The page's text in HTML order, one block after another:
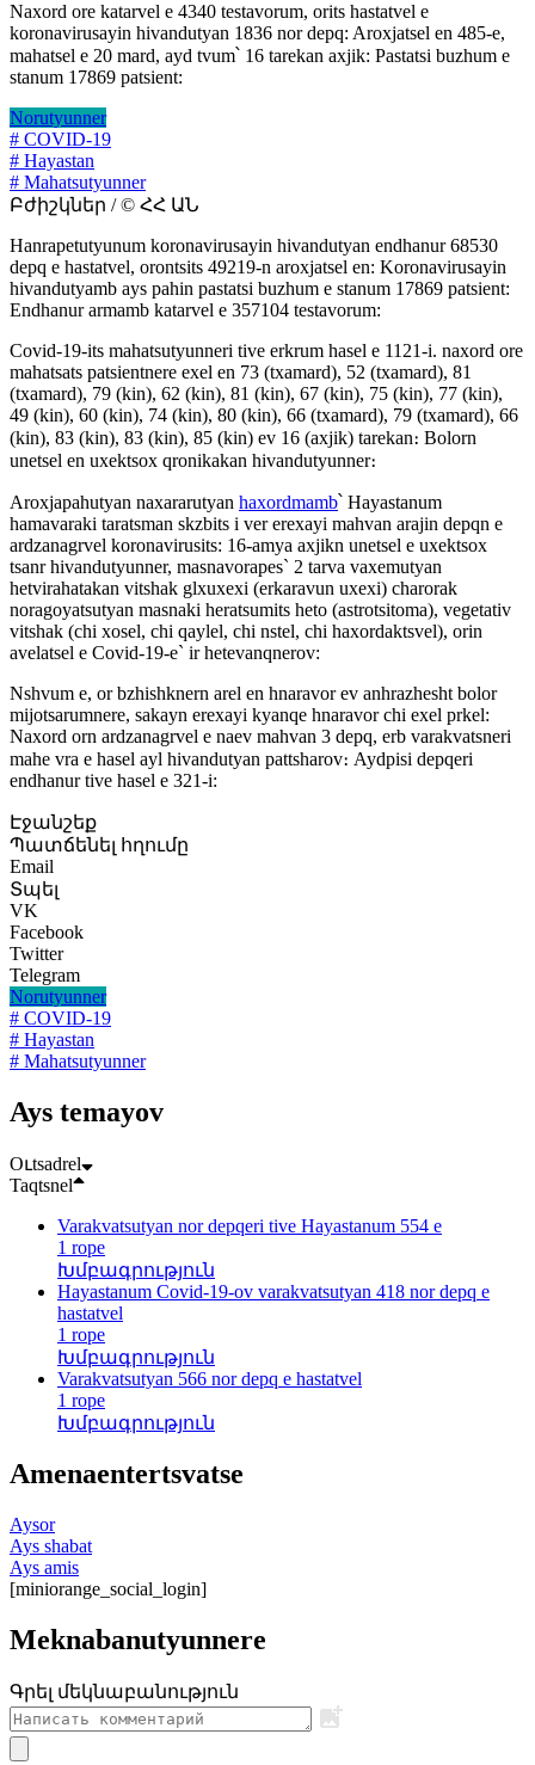
Naxord ore katarvel e 4340 testavorum, orits hastatvel e
koronavirusayin hivandutyan 1836 nor depq: Aroxjatsel en 485-e,
mahatsel e 20 mard, ayd tvum՝ 16 tarekan axjik: Pastatsi buzhum e
stanum 17869 patsient:
Norutyunner
# COVID-19
# Hayastan
# Mahatsutyunner
Բժիշկներ / © ՀՀ ԱՆ
Hanrapetutyunum koronavirusayin hivandutyan endhanur 68530
depq e hastatvel, orontsits 49219-n aroxjatsel en: Koronavirusayin
hivandutyamb ays pahin pastatsi buzhum e stanum 17869 patsient:
Endhanur armamb katarvel e 357104 testavorum:
Covid-19-its mahatsutyunneri tive erkrum hasel e 1121-i. naxord ore
mahatsats patsientnere exel en 73 (txamard), 52 (txamard), 81
(txamard), 79 (kin), 62 (kin), 81 (kin), 67 (kin), 75 (kin), 77 (kin),
49 (kin), 60 (kin), 74 (kin), 80 (kin), 66 (txamard), 79 (txamard), 66
(kin), 83 (kin), 83 (kin), 85 (kin) ev 16 (axjik) tarekan։ Bolorn
unetsel en uxektsox qronikakan hivandutyunner։
Aroxjapahutyan naxararutyan haxordmamb՝ Hayastanum
hamavaraki taratsman skzbits i ver erexayi mahvan arajin depqn e
ardzanagrvel koronavirusits: 16-amya axjikn unetsel e uxektsox
tsanr hivandutyunner, masnavorapes` 2 tarva vaxemutyan
hetvirahatakan vitshak glxuxexi (erkaravun uxexi) charorak
noragoyatsutyan masnaki heratsumits heto (astrotsitoma), vegetativ
vitshak (chi xosel, chi qaylel, chi nstel, chi haxordaktsvel), orin
avelatsel e Covid-19-e` ir hetevanqnerov:
Nshvum e, or bzhishknern arel en hnaravor ev anhrazhesht bolor
mijotsarumnere, sakayn erexayi kyanqe hnaravor chi exel prkel:
Naxord orn ardzanagrvel e naev mahvan 3 depq, erb varakvatsneri
mahe vra e hasel ayl hivandutyan pattsharov։ Aydpisi depqeri
endhanur tive hasel e 321-i:
Էջանշեք
Պատճենել հղումը
Email
Տպել
VK
Facebook
Twitter
Telegram
Norutyunner
# COVID-19
# Hayastan
# Mahatsutyunner
Ays temayov
Oւtsadrel
Taqtsnel
Varakvatsutyan nor depqeri tive Hayastanum 554 e
1 rope
Խմբագրություն
Hayastanum Covid-19-ov varakvatsutyan 418 nor depq e
hastatvel
1 rope
Խմբագրություն
Varakvatsutyan 566 nor depq e hastatvel
1 rope
Խմբագրություն
Amenaentertsvatse
Aysor
Ays shabat
Ays amis
[miniorange_social_login]
Meknabanutyunnere
Գրել մեկնաբանություն